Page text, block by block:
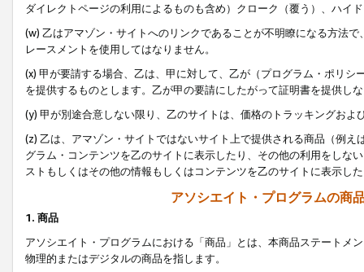
ダイレクトページの利用によるものも含め）クローク（覆う）、ハイ
(w) 乙はアマゾン・サイトへのリンクであることが不明瞭になる方法
レースメントを使用してはなりません。
(x) 甲が要請する場合、乙は、甲に対して、乙が（プログラム・ポリ
を提供するものとします。乙が甲の要請にしたがって証明書を提供し
(y) 甲が別途合意しない限り、乙のサイトは、価格のトラッキングお
(z) 乙は、アマゾン・サイトではないサイト上で提供される商品（例
グラム・コンテンツを乙のサイトに表示したり、その他の利用をしな
ストもしくはその他の情報もしくはコンテンツを乙のサイトに表示し
アソシエイト・プログラムの商
1. 商品
アソシエイト・プログラムにおける「商品」とは、本商品ステートメ
物理的またはデジタルの商品を指します。